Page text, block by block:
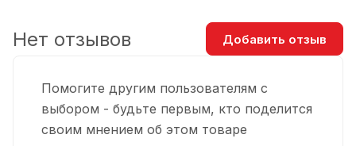
Помогите другим пользователям с
выбором - будьте первым, кто поделится
своим мнением об этом товаре
Нет отзывов Добавить отзыв